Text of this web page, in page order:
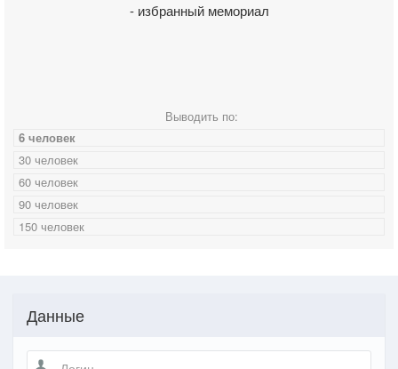
- избранный мемориал
Выводить по:
6 человек
30 человек
60 человек
90 человек
150 человек
Данные